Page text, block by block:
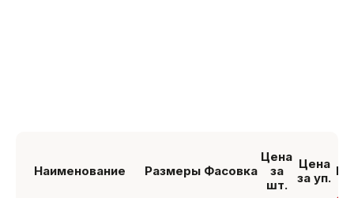
Наименование Размеры Фасовка
Цена
за
шт.
Цена
за уп.